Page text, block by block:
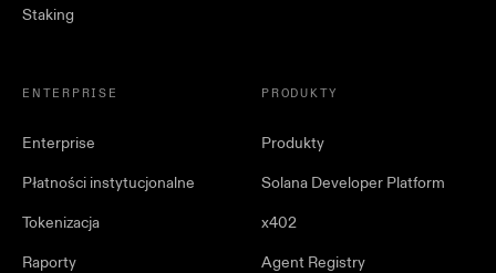
Staking
ENTERPRISE
Enterprise
Płatności instytucjonalne
Tokenizacja
Raporty
PRODUKTY
Produkty
Solana Developer Platform
x402
Agent Registry